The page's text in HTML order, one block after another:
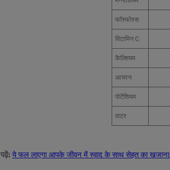
फॉस्फोरस
विटामिन C
कैल्शियम
आयरन
पोटैशियम
वाटर
ये फल लाएगा आपके जीवन में स्वाद के साथ सेहत का